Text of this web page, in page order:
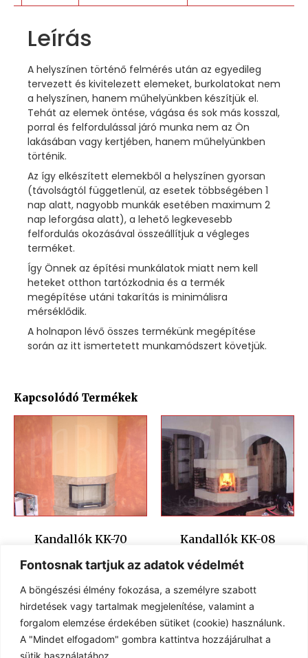
Fontosnak tartjuk az adatok védelmét
A böngészési élmény fokozása, a személyre szabott
hirdetések vagy tartalmak megjelenítése, valamint a
forgalom elemzése érdekében sütiket (cookie) használunk.
A "Mindet elfogadom" gombra kattintva hozzájárulhat a
sütik használatához.
Leírás
A helyszínen történő felmérés után az egyedileg
tervezett és kivitelezett elemeket, burkolatokat nem
a helyszínen, hanem műhelyünkben készítjük el.
Tehát az elemek öntése, vágása és sok más kosszal,
porral és felfordulással járó munka nem az Ön
lakásában vagy kertjében, hanem műhelyünkben
történik.
Az így elkészített elemekből a helyszínen gyorsan
(távolságtól függetlenül, az esetek többségében 1
nap alatt, nagyobb munkák esetében maximum 2
nap leforgása alatt), a lehető legkevesebb
felfordulás okozásával összeállítjuk a végleges
terméket.
Így Önnek az építési munkálatok miatt nem kell
heteket otthon tartózkodnia és a termék
megépítése utáni takarítás is minimálisra
mérséklődik.
A holnapon lévő összes termékünk megépítése
során az itt ismertetett munkamódszert követjük.
Kapcsolódó Termékek
Kandallók KK-70 Kandallók KK-08